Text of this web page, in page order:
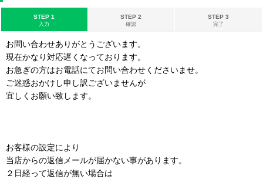
STEP 1
入力
STEP 2
確認
STEP 3
完了
お問い合わせありがとうございます。
現在かなり対応遅くなっております。
お急ぎの方はお電話にてお問い合わせくださいませ。
ご迷惑おかけし申し訳ございませんが
宜しくお願い致します。
お客様の設定により
当店からの返信メールが届かない事があります。
２日経って返信が無い場合は